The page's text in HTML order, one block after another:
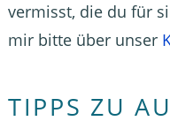
vermisst, die du für
mir bitte über unser
TIPPS ZU